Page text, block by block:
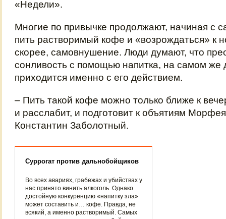
«Недели».
Многие по привычке продолжают, начиная с
пить растворимый кофе и «возрождаться» к
скорее, самовнушение. Люди думают, что
сонливость с помощью напитка, на самом же
приходится именно с его действием.
– Пить такой кофе можно только ближе к
и расслабит, и подготовит к объятиям
Константин Заболотный.
Суррогат против дальнобойщиков
Во всех авариях, грабежах и убийствах у
нас принято винить алкоголь. Однако
достойную конкуренцию «напитку зла»
может составить и… кофе. Правда, не
всякий, а именно растворимый. Самых